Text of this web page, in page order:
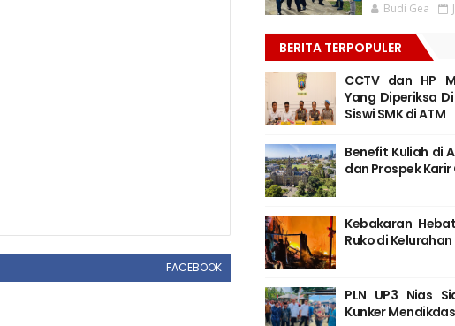
FACEBOOK
Budi Gea
BERITA TERPOPULER
CCTV dan HP
Yang Diperiksa
Siswi SMK di ATM
Benefit Kuliah di
dan Prospek
Kebakaran
Ruko di
PLN UP3 Nias
Kunker